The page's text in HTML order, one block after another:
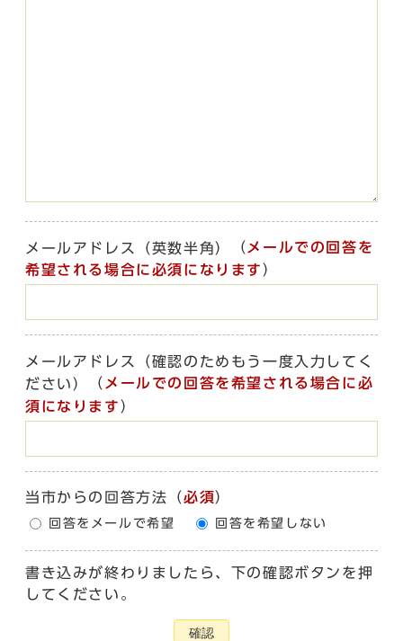
メールアドレス（英数半角） （ メールでの回答を
希望される場合に必須になります ）
メールアドレス（確認のためもう一度入力してく
ださい）
（ メールでの回答を希望される場合に必
須になります ）
当市からの回答方法 （必須）
回答をメールで希望 回答を希望しない
書き込みが終わりましたら、下の確認ボタンを押
してください。
確認